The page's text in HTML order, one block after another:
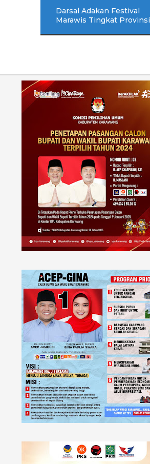
Darsal Adakan Festival
Marawis Tingkat Provinsi